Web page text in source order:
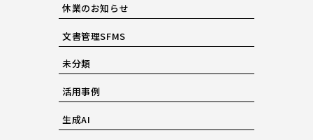
休業のお知らせ
文書管理SFMS
未分類
活用事例
生成AI